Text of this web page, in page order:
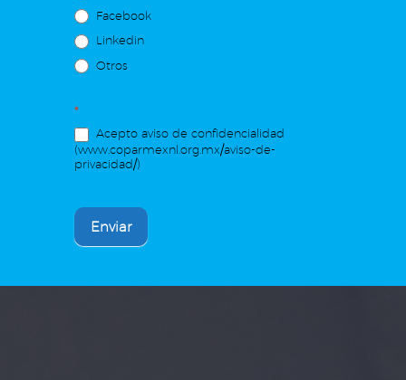
Facebook
Linkedin
Otros
*
Acepto aviso de confidencialidad
(www.coparmexnl.org.mx/aviso-de-
privacidad/)
Enviar